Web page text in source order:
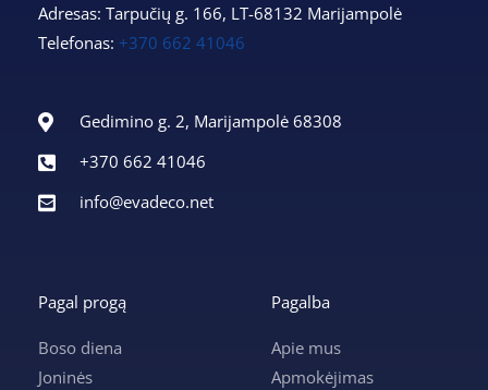
Adresas: Tarpučių g. 166, LT-68132 Marijampolė
Telefonas: +370 662 41046
Gedimino g. 2, Marijampolė 68308
+370 662 41046
info@evadeco.net
Pagal progą
Boso diena
Joninės
Pagalba
Apie mus
Apmokėjimas